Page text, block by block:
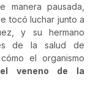
pausada,
tocó luchar junto a
y su hermano
de la salud de
el organismo
el veneno de la